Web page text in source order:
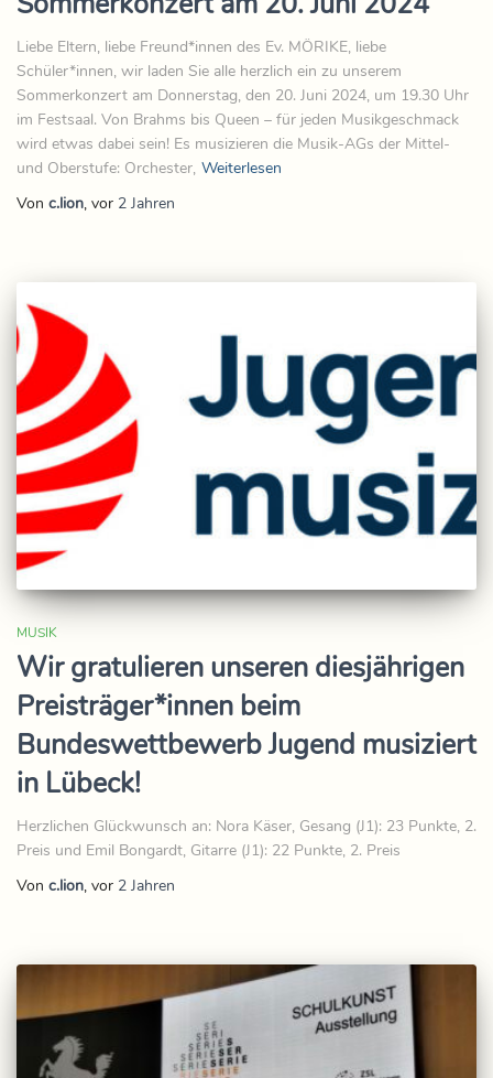
Liebe Eltern, liebe Freund*innen des Ev. MÖRIKE, liebe
Schüler*innen, wir laden Sie alle herzlich ein zu unserem
Sommerkonzert am Donnerstag, den 20. Juni 2024, um 19.30 Uhr
im Festsaal. Von Brahms bis Queen – für jeden Musikgeschmack
wird etwas dabei sein! Es musizieren die Musik-AGs der Mittel-
und Oberstufe: Orchester, Weiterlesen
Von c.lion, vor 2 Jahren
MUSIK
Wir gratulieren unseren diesjährigen
Preisträger*innen beim
Bundeswettbewerb Jugend musiziert
in Lübeck!
Herzlichen Glückwunsch an: Nora Käser, Gesang (J1): 23 Punkte, 2.
Preis und Emil Bongardt, Gitarre (J1): 22 Punkte, 2. Preis
Von c.lion, vor 2 Jahren